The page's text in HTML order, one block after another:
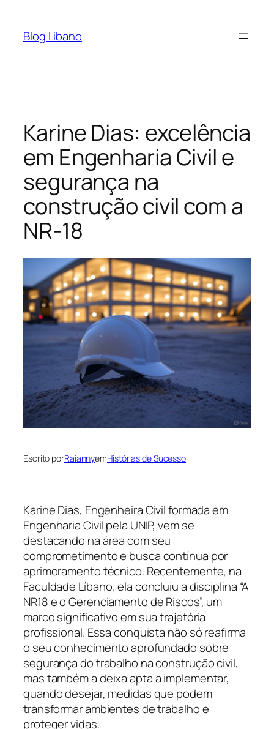
Blog Libano
Karine Dias: excelência
em Engenharia Civil e
segurança na
construção civil com a
NR-18
Escrito porRaiannyemHistórias de Sucesso
Karine Dias, Engenheira Civil formada em
Engenharia Civil pela UNIP, vem se
destacando na área com seu
comprometimento e busca contínua por
aprimoramento técnico. Recentemente, na
Faculdade Líbano, ela concluiu a disciplina “A
NR18 e o Gerenciamento de Riscos”, um
marco significativo em sua trajetória
profissional. Essa conquista não só reafirma
o seu conhecimento aprofundado sobre
segurança do trabalho na construção civil,
mas também a deixa apta a implementar,
quando desejar, medidas que podem
transformar ambientes de trabalho e
proteger vidas.